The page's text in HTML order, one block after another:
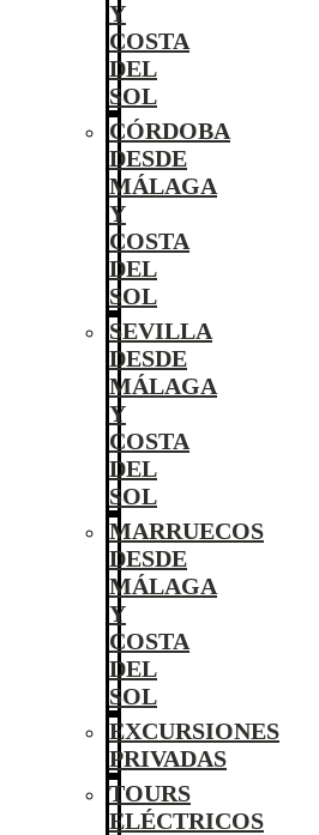
Y
COSTA
DEL
SOL
CÓRDOBA
DESDE
MÁLAGA
Y
COSTA
DEL
SOL
SEVILLA
DESDE
MÁLAGA
Y
COSTA
DEL
SOL
MARRUECOS
DESDE
MÁLAGA
Y
COSTA
DEL
SOL
EXCURSIONES
PRIVADAS
TOURS
ELÉCTRICOS